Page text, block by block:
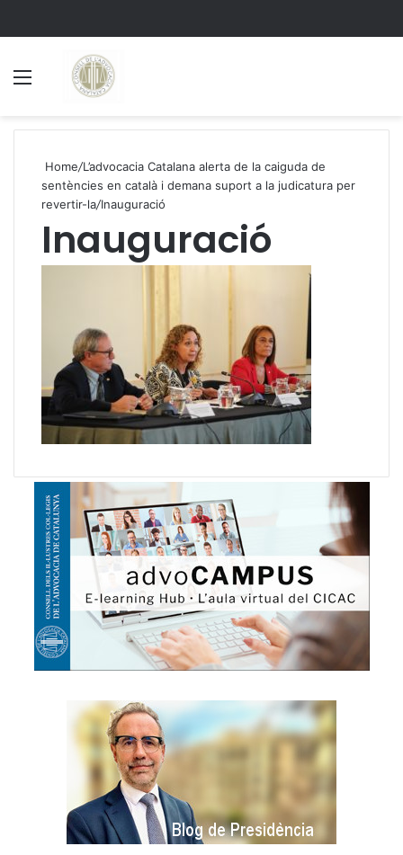
Home/L’advocacia Catalana alerta de la caiguda de
sentències en català i demana suport a la judicatura per
revertir-la/Inauguració
Inauguració